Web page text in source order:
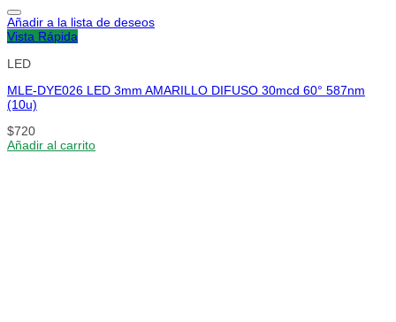
Añadir a la lista de deseos
Vista Rápida
LED
MLE-DYE026 LED 3mm AMARILLO DIFUSO 30mcd 60° 587nm
(10u)
$720
Añadir al carrito